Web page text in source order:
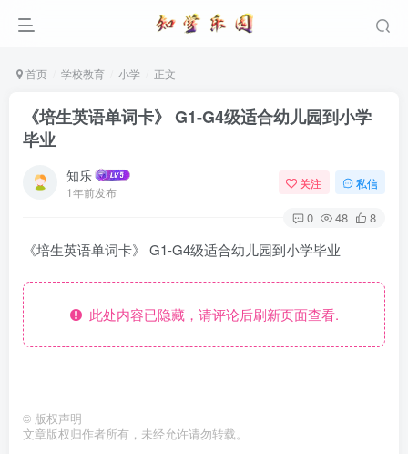
首页 学校教育 小学 正文
《培生英语单词卡》 G1-G4级适合幼儿园到小学
毕业
知乐
1年前发布
关注 私信
0 48 8
《培生英语单词卡》 G1-G4级适合幼儿园到小学毕业
此处内容已隐藏，请评论后刷新页面查看.
© 版权声明
文章版权归作者所有，未经允许请勿转载。